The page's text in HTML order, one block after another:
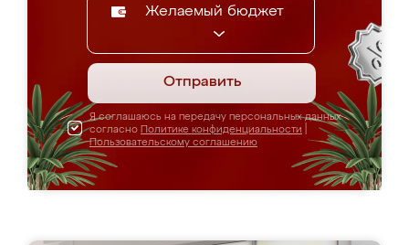
Желаемый бюджет
Отправить
Я соглашаюсь на передачу персональных данных
согласно Политике конфиденциальности
Пользовательскому соглашению